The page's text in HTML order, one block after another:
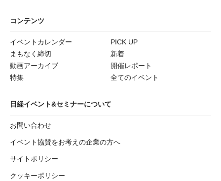
コンテンツ
イベントカレンダー
PICK UP
まもなく締切
新着
動画アーカイブ
開催レポート
特集
全てのイベント
日経イベント&セミナーについて
お問い合わせ
イベント協賛をお考えの企業の方へ
サイトポリシー
クッキーポリシー